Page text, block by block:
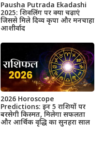
Pausha Putrada Ekadashi
2025: शिवलिंग पर क्या चढ़ाएं
जिससे मिले दिव्य कृपा और मनचाहा
आशीर्वाद
2026 Horoscope
Predictions: इन 5 राशियों पर
बरसेगी किस्मत, मिलेगा सफलता
और आर्थिक वृद्धि का सुनहरा साल